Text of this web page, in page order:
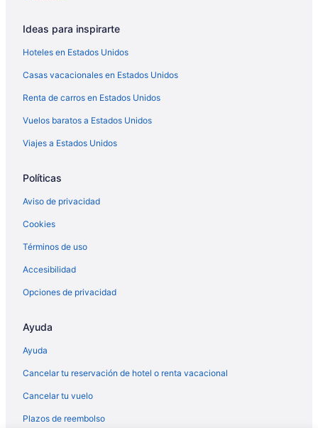
Apartamentos en Ocoee
Hoteles que aceptan mascotas en Ocoee
Hoteles en Ocoee
Moteles en Ocoee
Casas vacacionales en Orlando
Hoteles baratos en Orlando
Hoteles con parque acuático en Orlando
Hoteles en Orlando
Moteles en Orlando
Villas en Orlando
Hoteles en Orlovista
Hoteles cerca de Parque Magic Kingdom®
PotterTM
Hoteles cerca de Parque temático Universal Studios FloridaTM
Hoteles cerca de Parque temático Universal’s Islands of
AdventureTM
Hoteles en Pine Hills
Hoteles cerca de Resort de Walt Disney World®
Ideas para inspirarte
Hoteles en Estados Unidos
Casas vacacionales en Estados Unidos
Renta de carros en Estados Unidos
Vuelos baratos a Estados Unidos
Viajes a Estados Unidos
Políticas
Aviso de privacidad
Cookies
Términos de uso
Accesibilidad
Opciones de privacidad
Ayuda
Ayuda
Cancelar tu reservación de hotel o renta vacacional
Cancelar tu vuelo
Plazos de reembolso